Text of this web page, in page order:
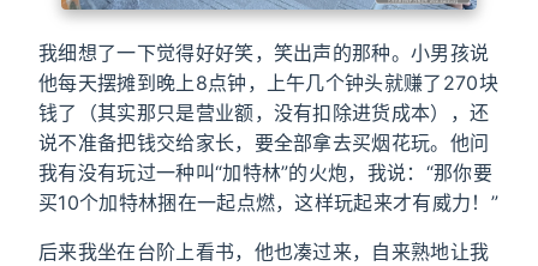
我细想了一下觉得好好笑，笑出声的那种。小男孩说
他每天摆摊到晚上8点钟，上午几个钟头就赚了270块
钱了（其实那只是营业额，没有扣除进货成本），还
说不准备把钱交给家长，要全部拿去买烟花玩。他问
我有没有玩过一种叫“加特林”的火炮，我说：“那你要
买10个加特林捆在一起点燃，这样玩起来才有威力！”
后来我坐在台阶上看书，他也凑过来，自来熟地让我